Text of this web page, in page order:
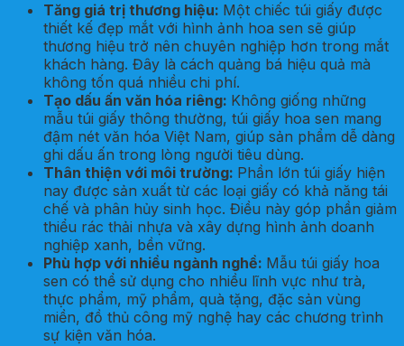
Tăng giá trị thương hiệu: Một chiếc túi giấy được
thiết kế đẹp mắt với hình ảnh hoa sen sẽ giúp
thương hiệu trở nên chuyên nghiệp hơn trong mắt
khách hàng. Đây là cách quảng bá hiệu quả mà
không tốn quá nhiều chi phí.
Tạo dấu ấn văn hóa riêng: Không giống những
mẫu túi giấy thông thường, túi giấy hoa sen mang
đậm nét văn hóa Việt Nam, giúp sản phẩm dễ dàng
ghi dấu ấn trong lòng người tiêu dùng.
Thân thiện với môi trường: Phần lớn túi giấy hiện
nay được sản xuất từ các loại giấy có khả năng tái
chế và phân hủy sinh học. Điều này góp phần giảm
thiểu rác thải nhựa và xây dựng hình ảnh doanh
nghiệp xanh, bền vững.
Phù hợp với nhiều ngành nghề: Mẫu túi giấy hoa
sen có thể sử dụng cho nhiều lĩnh vực như trà,
thực phẩm, mỹ phẩm, quà tặng, đặc sản vùng
miền, đồ thủ công mỹ nghệ hay các chương trình
sự kiện văn hóa.